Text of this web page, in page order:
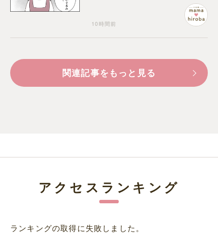
10時間前
関連記事をもっと見る
アクセスランキング
ランキングの取得に失敗しました。